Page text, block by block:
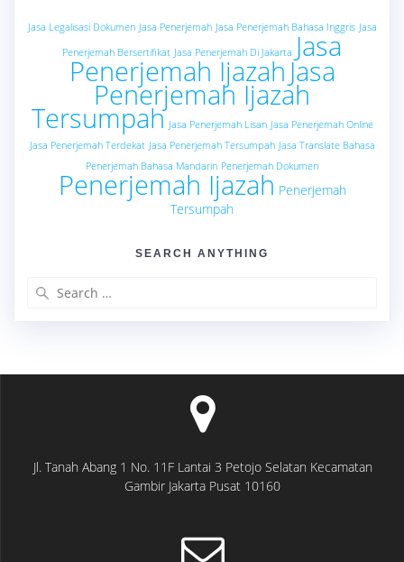
Jasa Legalisasi Dokumen Jasa Penerjemah Jasa Penerjemah Bahasa Inggris Jasa
Penerjemah Bersertifikat Jasa Penerjemah Di Jakarta Jasa
Penerjemah Ijazah Jasa
Penerjemah Ijazah
Tersumpah Jasa Penerjemah Lisan Jasa Penerjemah Online
Jasa Penerjemah Terdekat Jasa Penerjemah Tersumpah Jasa Translate Bahasa
Penerjemah Bahasa Mandarin Penerjemah Dokumen
Penerjemah Ijazah Penerjemah
Tersumpah
SEARCH ANYTHING
Jl. Tanah Abang 1 No. 11F Lantai 3 Petojo Selatan Kecamatan
Gambir Jakarta Pusat 10160